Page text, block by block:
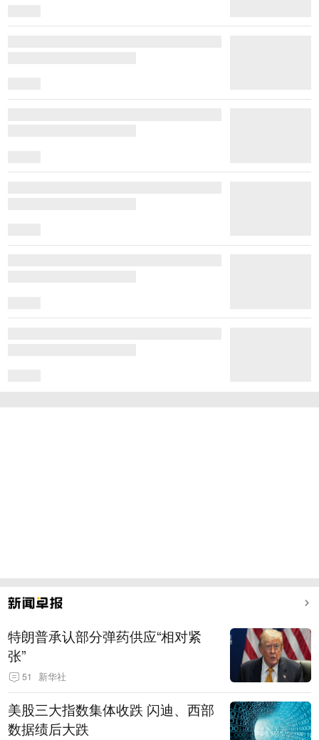
特朗普承认部分弹药供应“相对紧
张”
51 新华社
美股三大指数集体收跌 闪迪、西部
数据绩后大跌